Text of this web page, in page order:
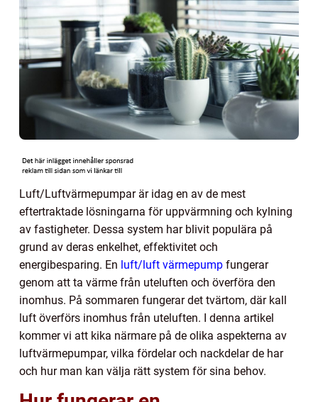
Luft/Luftvärmepumpar är idag en av de mest
eftertraktade lösningarna för uppvärmning och kylning
av fastigheter. Dessa system har blivit populära på
grund av deras enkelhet, effektivitet och
energibesparing. En luft/luft värmepump fungerar
genom att ta värme från uteluften och överföra den
inomhus. På sommaren fungerar det tvärtom, där kall
luft överförs inomhus från uteluften. I denna artikel
kommer vi att kika närmare på de olika aspekterna av
luftvärmepumpar, vilka fördelar och nackdelar de har
och hur man kan välja rätt system för sina behov.